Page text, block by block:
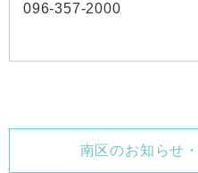
096-357-2000
南区のお知らせ